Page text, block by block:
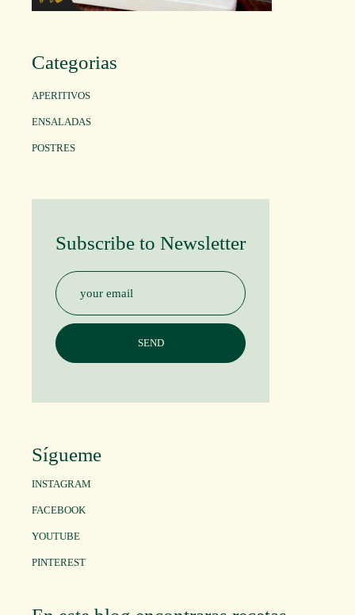
Categorias
APERITIVOS
ENSALADAS
POSTRES
Subscribe to Newsletter
Sígueme
INSTAGRAM
FACEBOOK
YOUTUBE
PINTEREST